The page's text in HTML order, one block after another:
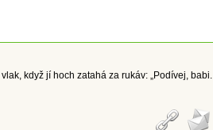
když jí hoch zatahá za rukáv: „Podívej, babi.